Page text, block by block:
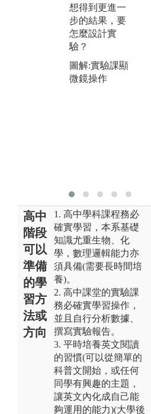
想得到更進一
步的結果，要
怎麼設計實
驗？
圖解:實驗課顯
微鏡操作
高中
階段
可以
準備
的學
習方
法或
方向
1. 高中學科課程務必
確實學習，本系基礎
知識尤重生物、化
學，數理邏輯能力亦
須具備(需要長時間培
養)。
2. 高中課堂的實驗課
務必確實學習操作，
並且自行分析數據、
撰寫實驗報告。
3. 平時培養英文閱讀
的習慣(可以從簡單的
科普文開始，或任何
同學有興趣的主題，
讓英文內化成自己能
夠運用的能力)(大學後